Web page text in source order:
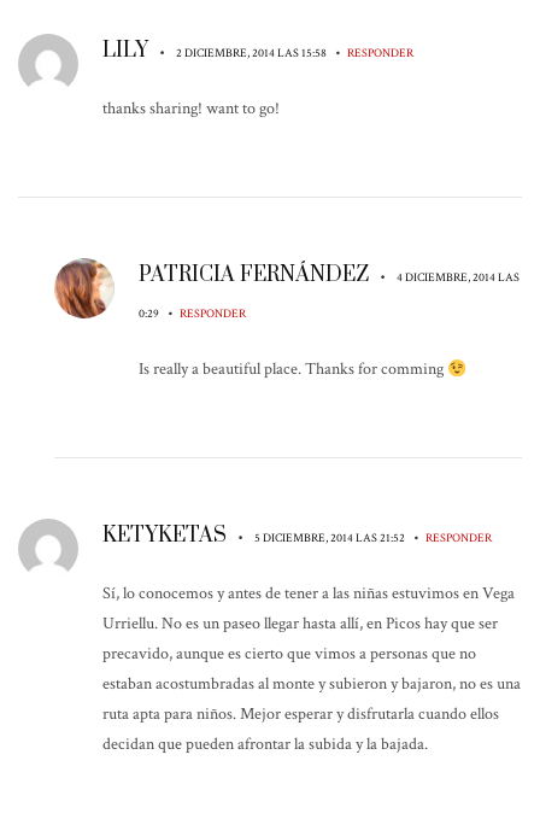
LILY • 2 DICIEMBRE, 2014 LAS 15:58 • RESPONDER
thanks sharing! want to go!
PATRICIA FERNÁNDEZ • 4 DICIEMBRE, 2014 LAS
0:29 • RESPONDER
Is really a beautiful place. Thanks for comming
KETYKETAS • 5 DICIEMBRE, 2014 LAS 21:52 • RESPONDER
Sí, lo conocemos y antes de tener a las niñas estuvimos en Vega
Urriellu. No es un paseo llegar hasta allí, en Picos hay que ser
precavido, aunque es cierto que vimos a personas que no
estaban acostumbradas al monte y subieron y bajaron, no es una
ruta apta para niños. Mejor esperar y disfrutarla cuando ellos
decidan que pueden afrontar la subida y la bajada.